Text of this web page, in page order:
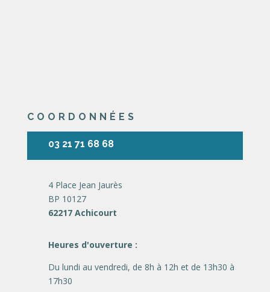
COORDONNÉES
03 21 71 68 68
4 Place Jean Jaurès
BP 10127
62217 Achicourt
Heures d'ouverture :
Du lundi au vendredi, de 8h à 12h et de 13h30 à
17h30